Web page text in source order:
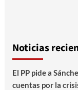
Noticias
El PP pide a
cuentas por la